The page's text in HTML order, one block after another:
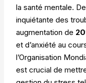
la santé mentale.
inquiétante des
augmentation de
et d’anxiété au
l’Organisation
est crucial de